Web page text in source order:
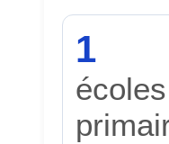
1
écoles